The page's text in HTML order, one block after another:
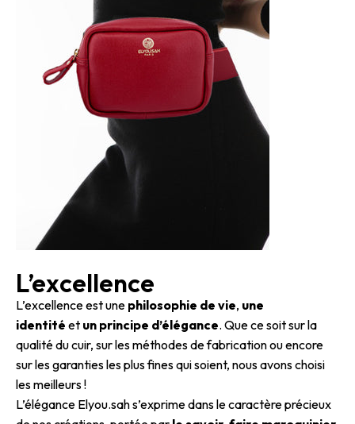
L’excellence
L’excellence est une philosophie de vie, une
identité et un principe d’élégance. Que ce soit sur la
qualité du cuir, sur les méthodes de fabrication ou encore
sur les garanties les plus fines qui soient, nous avons choisi
les meilleurs !
L’élégance Elyou.sah s’exprime dans le caractère précieux